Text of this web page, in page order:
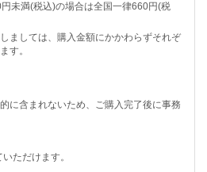
未満(税込)の場合は全国一律660円(税
ましては、購入金額にかかわらずそれぞ
す。
に含まれないため、ご購入完了後に事務
ただけます。